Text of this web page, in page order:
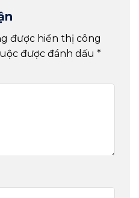
được hiển thị công
được đánh dấu *